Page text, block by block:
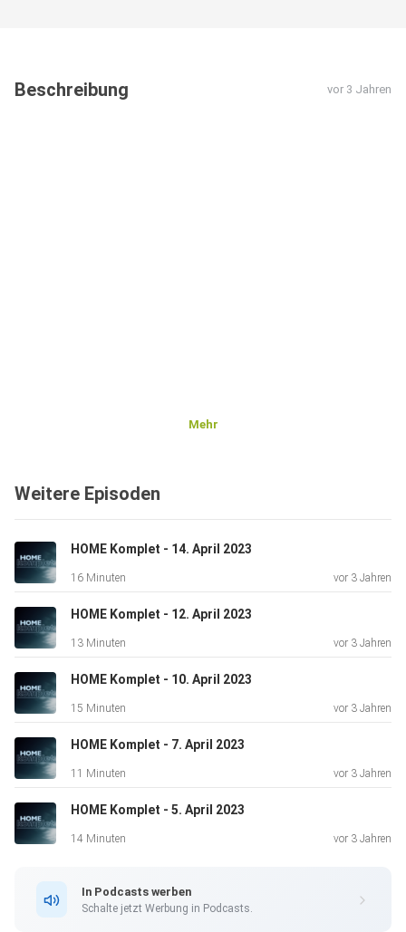
Beschreibung vor 3 Jahren
Mehr
Weitere Episoden
HOME Komplet - 14. April 2023
16 Minuten vor 3 Jahren
HOME Komplet - 12. April 2023
13 Minuten vor 3 Jahren
HOME Komplet - 10. April 2023
15 Minuten vor 3 Jahren
HOME Komplet - 7. April 2023
11 Minuten vor 3 Jahren
HOME Komplet - 5. April 2023
14 Minuten vor 3 Jahren
In Podcasts werben
Schalte jetzt Werbung in Podcasts.